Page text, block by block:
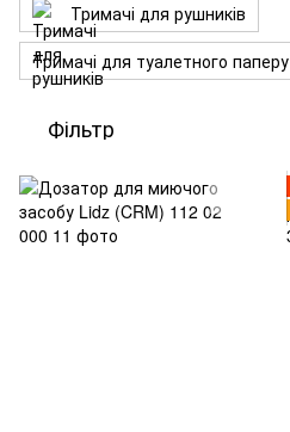
Тримачі для рушників
Тримачі для туалетного паперу
Фільтр